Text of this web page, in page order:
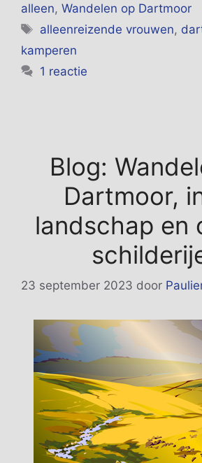
alleen, Wandelen op Dartmoor
Tags
alleenreizende vrouwen,
kamperen
1 reactie
Blog:
Dartmoor,
landschap en
23 september 2023 door